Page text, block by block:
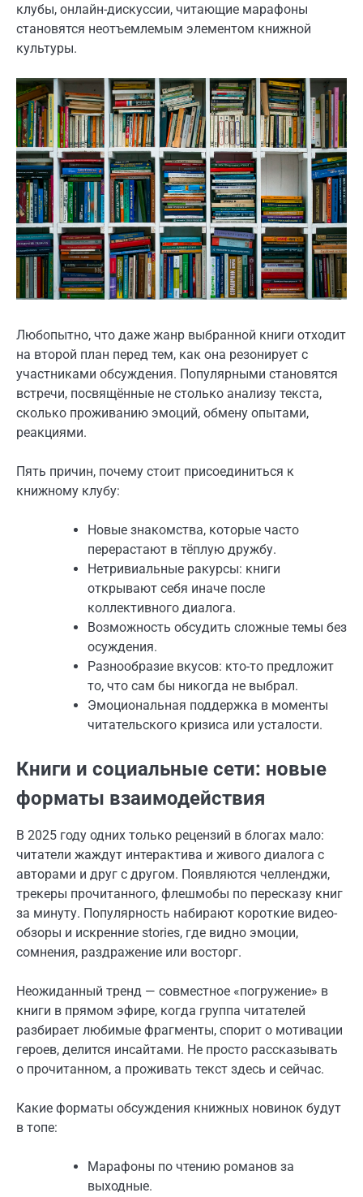
клубы, онлайн-дискуссии, читающие марафоны
становятся неотъемлемым элементом книжной
культуры.
Любопытно, что даже жанр выбранной книги отходит
на второй план перед тем, как она резонирует с
участниками обсуждения. Популярными становятся
встречи, посвящённые не столько анализу текста,
сколько проживанию эмоций, обмену опытами,
реакциями.
Пять причин, почему стоит присоединиться к
книжному клубу:
Новые знакомства, которые часто
перерастают в тёплую дружбу.
Нетривиальные ракурсы: книги
открывают себя иначе после
коллективного диалога.
Возможность обсудить сложные темы без
осуждения.
Разнообразие вкусов: кто-то предложит
то, что сам бы никогда не выбрал.
Эмоциональная поддержка в моменты
читательского кризиса или усталости.
Книги и социальные сети: новые
форматы взаимодействия
В 2025 году одних только рецензий в блогах мало:
читатели жаждут интерактива и живого диалога c
авторами и друг с другом. Появляются челленджи,
трекеры прочитанного, флешмобы по пересказу книг
за минуту. Популярность набирают короткие видео-
обзоры и искренние stories, где видно эмоции,
сомнения, раздражение или восторг.
Неожиданный тренд — совместное «погружение» в
книги в прямом эфире, когда группа читателей
разбирает любимые фрагменты, спорит о мотивации
героев, делится инсайтами. Не просто рассказывать
о прочитанном, а проживать текст здесь и сейчас.
Какие форматы обсуждения книжных новинок будут
в топе:
Марафоны по чтению романов за
выходные.